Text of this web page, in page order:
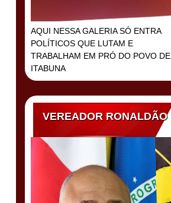
AQUI NESSA GALERIA SÓ ENTRA
POLÍTICOS QUE LUTAM E
TRABALHAM EM PRÓ DO POVO DE
ITABUNA
VEREADOR RONALDÃO